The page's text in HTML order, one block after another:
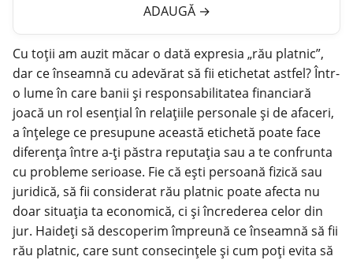
ADAUGĂ →
Cu toții am auzit măcar o dată expresia „rău platnic”,
dar ce înseamnă cu adevărat să fii etichetat astfel? Într-
o lume în care banii și responsabilitatea financiară
joacă un rol esențial în relațiile personale și de afaceri,
a înțelege ce presupune această etichetă poate face
diferența între a-ți păstra reputația sau a te confrunta
cu probleme serioase. Fie că ești persoană fizică sau
juridică, să fii considerat rău platnic poate afecta nu
doar situația ta economică, ci și încrederea celor din
jur. Haideți să descoperim împreună ce înseamnă să fii
rău platnic, care sunt consecințele și cum poți evita să